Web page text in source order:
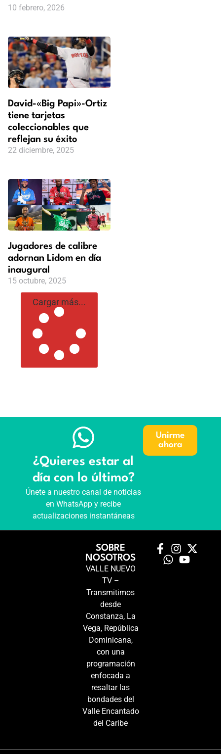
10 febrero, 2026
David-«Big Papi»-Ortiz
tiene tarjetas
coleccionables que
reflejan su éxito
22 diciembre, 2025
Jugadores de calibre
adornan Lidom en día
inaugural
15 octubre, 2025
Cargar más...
¿Quieres estar al
día con lo último?
Únete a nuestro canal de noticias
en WhatsApp y recibe
actualizaciones instantáneas
Unirme
ahora
SOBRE
NOSOTROS
VALLE NUEVO
TV –
Transmitimos
desde
Constanza, La
Vega, República
Dominicana,
con una
programación
enfocada a
resaltar las
bondades del
Valle Encantado
del Caribe